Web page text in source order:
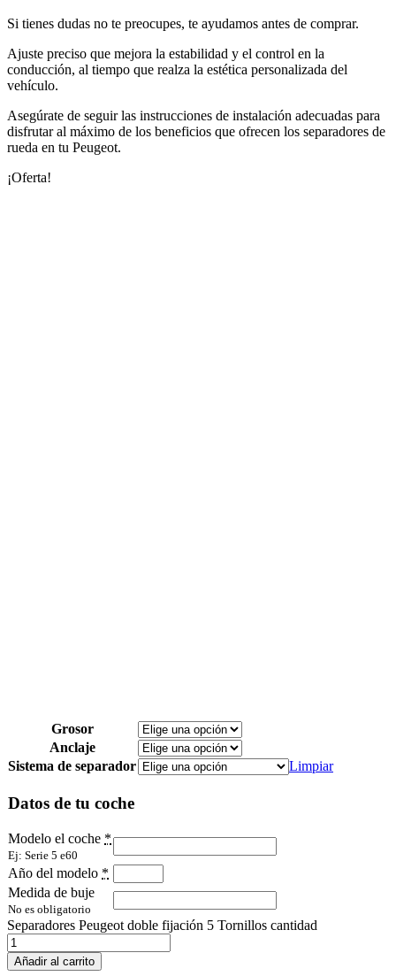
Si tienes dudas no te preocupes, te ayudamos antes de comprar.
Ajuste preciso que mejora la estabilidad y el control en la
conducción, al tiempo que realza la estética personalizada del
vehículo.
Asegúrate de seguir las instrucciones de instalación adecuadas para
disfrutar al máximo de los beneficios que ofrecen los separadores de
rueda en tu Peugeot.
¡Oferta!
Grosor
Anclaje
Sistema de separador
Limpiar
Datos de tu coche
Modelo el coche *
Ej: Serie 5 e60
Año del modelo *
Medida de buje
No es obligatorio
Separadores Peugeot doble fijación 5 Tornillos cantidad
Añadir al carrito